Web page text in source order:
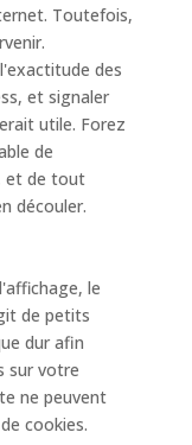
Toutefois,
des
et signaler
utile. Forez
de
et de tout
découler.
le
de petits
dur afin
sur votre
ne peuvent
cookies.